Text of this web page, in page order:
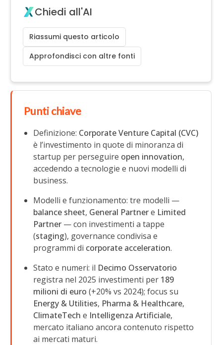
Chiedi all'AI
Riassumi questo articolo
Approfondisci con altre fonti
Punti chiave
Definizione: Corporate Venture Capital (CVC)
è l’investimento in quote di minoranza di
startup per perseguire open innovation,
accedendo a tecnologie e nuovi modelli di
business.
Modelli e funzionamento: tre modelli —
balance sheet, General Partnere Limited
Partner — con investimenti a tappe
(staging), governance condivisa e
programmi di corporate acceleration.
Stato e numeri: il Decimo Osservatorio
registra nel 2025 investimenti per 189
milioni di euro (+20% vs 2024); focus su
Energy & Utilities, Pharma & Healthcare,
ClimateTech e Intelligenza Artificiale,
mercato italiano ancora contenuto rispetto
ai mercati maturi.